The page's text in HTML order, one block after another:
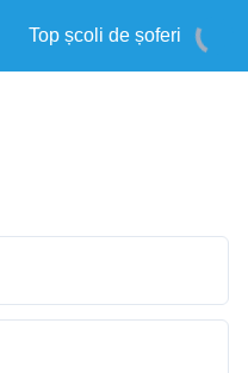
Top școli de șoferi